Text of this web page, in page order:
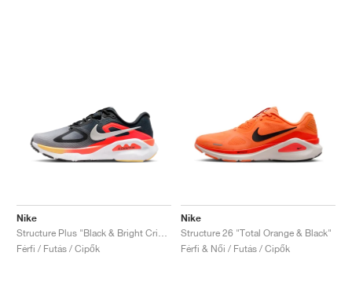
Nike
Férfi / Futás / Cipők
Nike
Structure 26 "Total Orange & Black"
Férfi & Női / Futás / Cipők